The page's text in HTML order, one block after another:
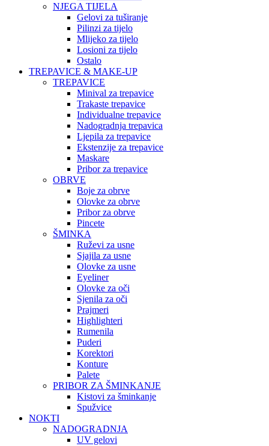
NJEGA TIJELA
Gelovi za tuširanje
Pilinzi za tijelo
Mlijeko za tijelo
Losioni za tijelo
Ostalo
TREPAVICE & MAKE-UP
TREPAVICE
Minival za trepavice
Trakaste trepavice
Individualne trepavice
Nadogradnja trepavica
Ljepila za trepavice
Ekstenzije za trepavice
Maskare
Pribor za trepavice
OBRVE
Boje za obrve
Olovke za obrve
Pribor za obrve
Pincete
ŠMINKA
Ruževi za usne
Sjajila za usne
Olovke za usne
Eyeliner
Olovke za oči
Sjenila za oči
Prajmeri
Highlighteri
Rumenila
Puderi
Korektori
Konture
Palete
PRIBOR ZA ŠMINKANJE
Kistovi za šminkanje
Spužvice
NOKTI
NADOGRADNJA
UV gelovi